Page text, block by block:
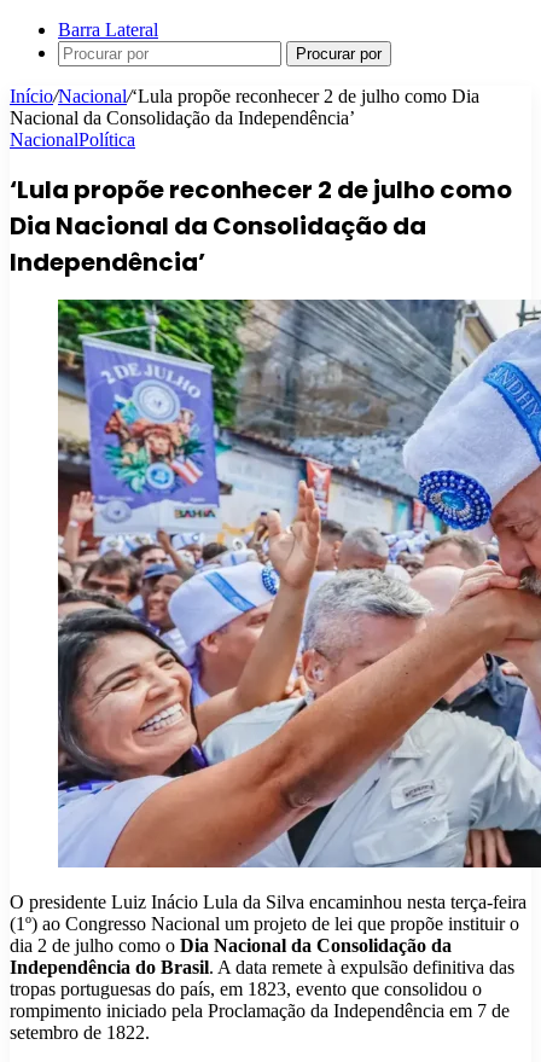
Barra Lateral
Procurar por
Início/Nacional/‘Lula propõe reconhecer 2 de julho como Dia
Nacional da Consolidação da Independência’
NacionalPolítica
‘Lula propõe reconhecer 2 de julho como
Dia Nacional da Consolidação da
Independência’
O presidente Luiz Inácio Lula da Silva encaminhou nesta terça-feira
(1º) ao Congresso Nacional um projeto de lei que propõe instituir o
dia 2 de julho como o Dia Nacional da Consolidação da
Independência do Brasil. A data remete à expulsão definitiva das
tropas portuguesas do país, em 1823, evento que consolidou o
rompimento iniciado pela Proclamação da Independência em 7 de
setembro de 1822.